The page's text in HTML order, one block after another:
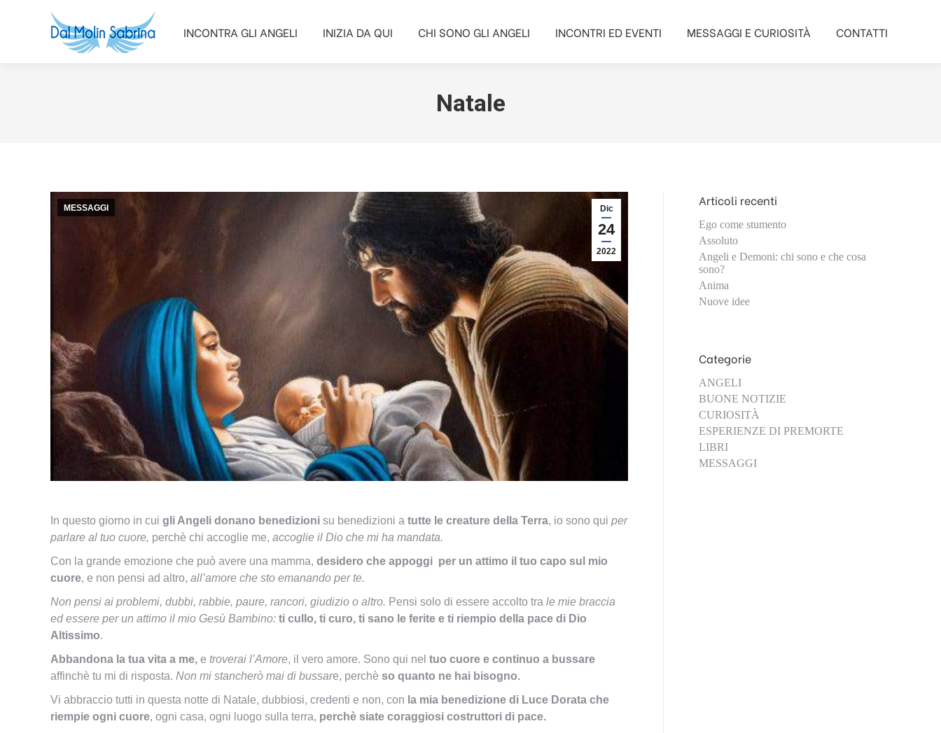
INCONTRA GLI ANGELI INIZIA DA QUI CHI SONO GLI ANGELI INCONTRI ED EVENTI MESSAGGI E CURIOSITÀ CONTATTI
Natale
Dic
24
2022
MESSAGGI
In questo giorno in cui gli Angeli donano benedizioni su benedizioni a tutte le creature della Terra, io sono qui per
parlare al tuo cuore, perchè chi accoglie me, accoglie il Dio che mi ha mandata.
Con la grande emozione che può avere una mamma, desidero che appoggi per un attimo il tuo capo sul mio
cuore, e non pensi ad altro, all’amore che sto emanando per te.
Non pensi ai problemi, dubbi, rabbie, paure, rancori, giudizio o altro. Pensi solo di essere accolto tra le mie braccia
ed essere per un attimo il mio Gesù Bambino: ti cullo, ti curo, ti sano le ferite e ti riempio della pace di Dio
Altissimo.
Abbandona la tua vita a me, e troverai l’Amore, il vero amore. Sono qui nel tuo cuore e continuo a bussare
affinchè tu mi di risposta. Non mi stancherò mai di bussare, perchè so quanto ne hai bisogno.
Vi abbraccio tutti in questa notte di Natale, dubbiosi, credenti e non, con la mia benedizione di Luce Dorata che
riempie ogni cuore, ogni casa, ogni luogo sulla terra, perchè siate coraggiosi costruttori di pace.
Articoli recenti
Ego come stumento
Assoluto
Angeli e Demoni: chi sono e che cosa
sono?
Anima
Nuove idee
Categorie
ANGELI
BUONE NOTIZIE
CURIOSITÀ
ESPERIENZE DI PREMORTE
LIBRI
MESSAGGI
MESSAGGI E CURIOSITÀ